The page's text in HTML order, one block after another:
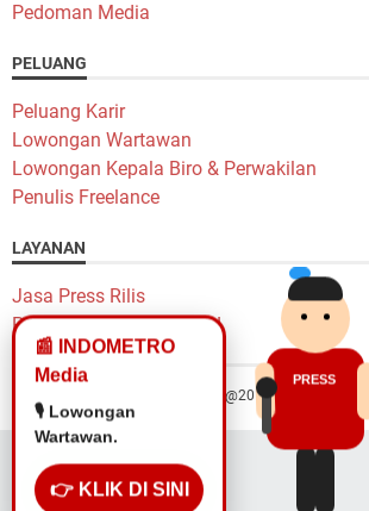
📰 INDOMETRO
Media
🎙️ Lowongan
Wartawan.
👉 KLIK DI SINI
PRESS
Pedoman Media
PELUANG
Peluang Karir
Lowongan Wartawan
Lowongan Kepala Biro & Perwakilan
Penulis Freelance
LAYANAN
Jasa Press Rilis
Pasang Iklan Murah Yok!
Hak Cipta @2014 Indometro Grup